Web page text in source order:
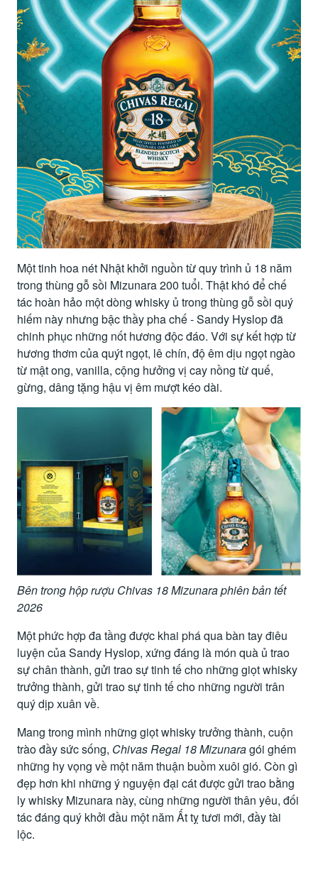
Một tinh hoa nét Nhật khởi nguồn từ quy trình ủ 18 năm
trong thùng gỗ sồi Mizunara 200 tuổi. Thật khó để chế
tác hoàn hảo một dòng whisky ủ trong thùng gỗ sồi quý
hiếm này nhưng bậc thầy pha chế - Sandy Hyslop đã
chinh phục những nốt hương độc đáo. Với sự kết hợp từ
hương thơm của quýt ngọt, lê chín, độ êm dịu ngọt ngào
từ mật ong, vanilla, cộng hưởng vị cay nồng từ quế,
gừng, dâng tặng hậu vị êm mượt kéo dài.
Bên trong hộp rượu Chivas 18 Mizunara phiên bản tết
2026
Một phức hợp đa tầng được khai phá qua bàn tay điêu
luyện của Sandy Hyslop, xứng đáng là món quà ủ trao
sự chân thành, gửi trao sự tinh tế cho những giọt whisky
trưởng thành, gửi trao sự tinh tế cho những người trân
quý dịp xuân về.
Mang trong mình những giọt whisky trưởng thành, cuộn
trào đầy sức sống, Chivas Regal 18 Mizunaragói ghém
những hy vọng về một năm thuận buồm xuôi gió. Còn gì
đẹp hơn khi những ý nguyện đại cát được gửi trao bằng
ly whisky Mizunara này, cùng những người thân yêu, đối
tác đáng quý khởi đầu một năm Ất tỵ tươi mới, đầy tài
lộc.